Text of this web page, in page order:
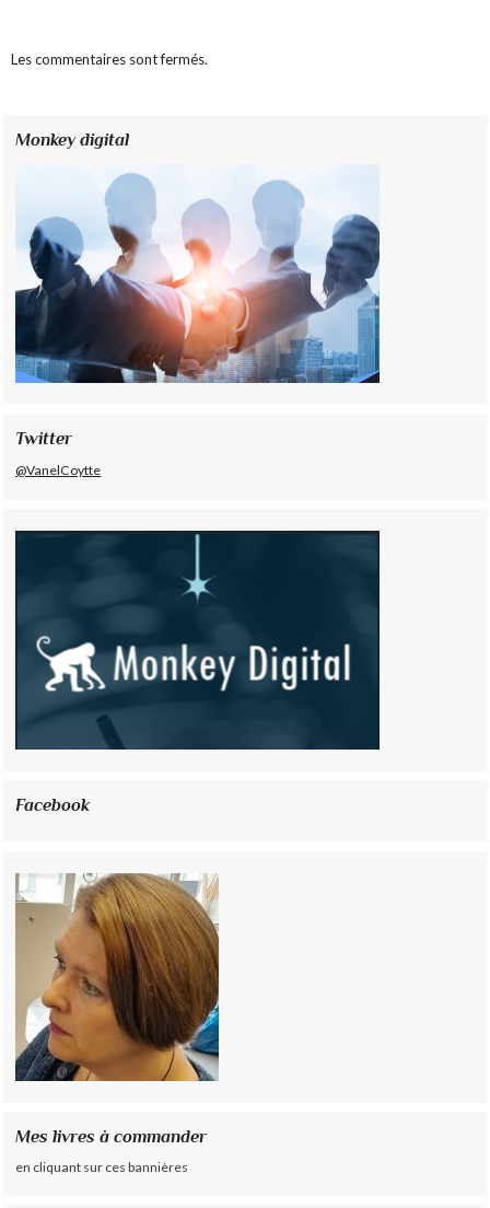
Les commentaires sont fermés.
Monkey digital
Twitter
@VanelCoytte
Facebook
Mes livres à commander
en cliquant sur ces bannières